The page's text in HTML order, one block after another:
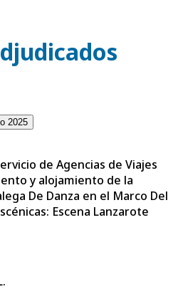
2025
de Agencias de Viajes
y alojamiento de la
De Danza en el Marco Del
Escena Lanzarote